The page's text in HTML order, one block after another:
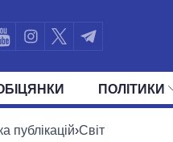
ПОЛIТИКИ
УСІ ПОЛІТИКИ ПРЕЗИДЕНТ І ОФІС
публікацій›Світ